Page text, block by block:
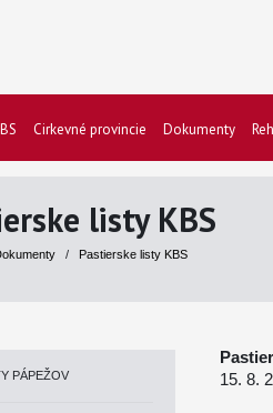
Cirkevné provincie Dokumenty
listy KBS
/ Pastierske listy KBS
PÁPEŽOV
15. 8.